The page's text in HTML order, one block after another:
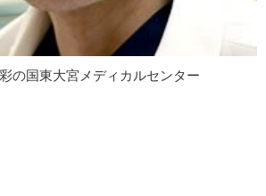
の国東大宮メディカルセンター